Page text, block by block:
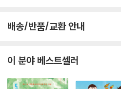
배송/반품/교환 안내
이 분야 베스트셀러